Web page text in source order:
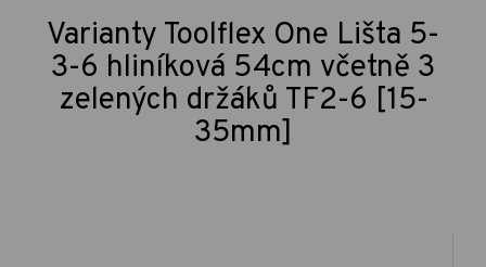
Varianty Toolflex One Lišta 5-
3-6 hliníková 54cm včetně 3
zelených držáků TF2-6 [15-
35mm]